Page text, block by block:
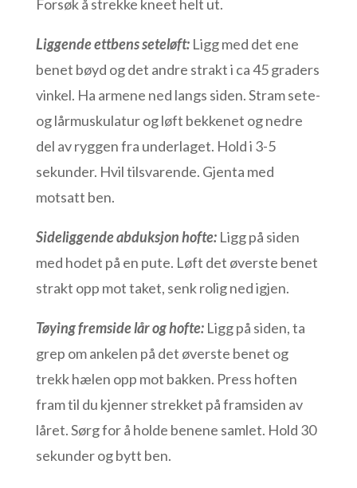
Forsøk å strekke kneet helt ut.
Liggende ettbens seteløft: Ligg med det ene
benet bøyd og det andre strakt i ca 45 graders
vinkel. Ha armene ned langs siden. Stram sete-
og lårmuskulatur og løft bekkenet og nedre
del av ryggen fra underlaget. Hold i 3-5
sekunder. Hvil tilsvarende. Gjenta med
motsatt ben.
Sideliggende abduksjon hofte: Ligg på siden
med hodet på en pute. Løft det øverste benet
strakt opp mot taket, senk rolig ned igjen.
Tøying fremside lår og hofte: Ligg på siden, ta
grep om ankelen på det øverste benet og
trekk hælen opp mot bakken. Press hoften
fram til du kjenner strekket på framsiden av
låret. Sørg for å holde benene samlet. Hold 30
sekunder og bytt ben.